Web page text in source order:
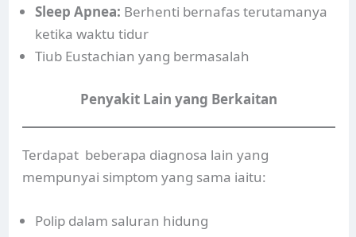
Sleep Apnea: Berhenti bernafas terutamanya
ketika waktu tidur
Tiub Eustachian yang bermasalah
Penyakit Lain yang Berkaitan
Terdapat beberapa diagnosa lain yang
mempunyai simptom yang sama iaitu:
Polip dalam saluran hidung